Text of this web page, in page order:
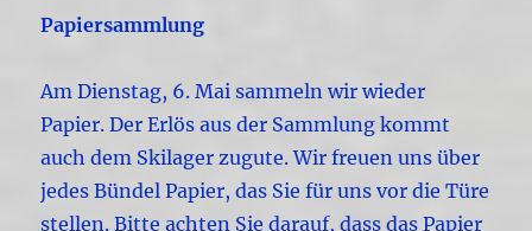
Papiersammlung
Am Dienstag, 6. Mai sammeln wir wieder
Papier. Der Erlös aus der Sammlung kommt
auch dem Skilager zugute. Wir freuen uns über
jedes Bündel Papier, das Sie für uns vor die Türe
stellen. Bitte achten Sie darauf, dass das Papier